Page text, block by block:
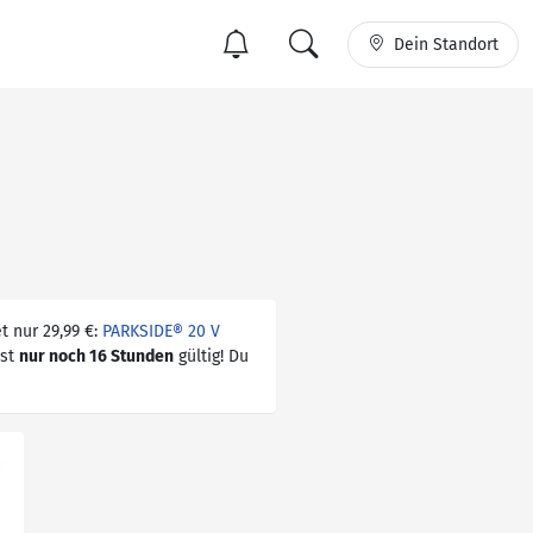
Dein Standort
nur 29,99 €: PARKSIDE® 20 V
nur noch 16 Stunden gültig! Du